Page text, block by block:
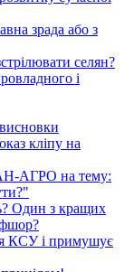
зрада або з
селян?
і
кліпу на
АГРО на тему:
Один з кращих
КСУ і примушує